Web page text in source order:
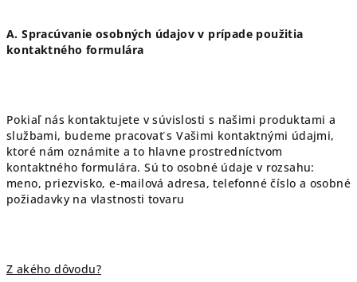
A. Spracúvanie osobných údajov v prípade použitia
kontaktného formulára
Pokiaľ nás kontaktujete v súvislosti s našimi produktami a
službami, budeme pracovať s Vašimi kontaktnými údajmi,
ktoré nám oznámite a to hlavne prostredníctvom
kontaktného formulára. Sú to osobné údaje v rozsahu:
meno, priezvisko, e-mailová adresa, telefonné číslo a osobné
požiadavky na vlastnosti tovaru
Z akého dôvodu?